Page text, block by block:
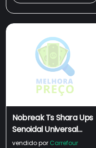
Nobreak Ts Shara Ups
Senoidal Universal
3200va 2 Baterias
vendido por Carrefour